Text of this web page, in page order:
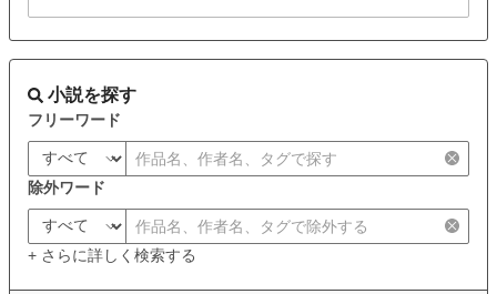
小説を探す
フリーワード
除外ワード
+ さらに詳しく検索する